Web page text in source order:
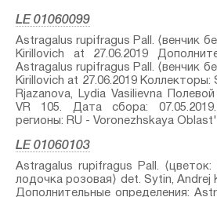
LE 01060099
Astragalus rupifragus Pall.⁣ ⟨венчик
Kirillovich at 27.06.2019
Astragalus rupifragus Pall.⁣ ⟨венчик
Kirillovich at 27.06.2019 Коллекторы:
Rjazanova, Lydia Vasilievna
VR 105. Дата сбора:
регионы: RU - Voronezhskaya
LE 01060103
Astragalus rupifragus Pall.⁣
лодочка розовая⟩ det. Sytin, Andrej
Дополнительные определения: